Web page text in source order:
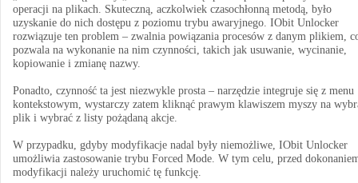
operacji na plikach. Skuteczną, aczkolwiek czasochłonną metodą, było
uzyskanie do nich dostępu z poziomu trybu awaryjnego. IObit Unlocker
rozwiązuje ten problem – zwalnia powiązania procesów z danym plikiem,
pozwala na wykonanie na nim czynności, takich jak usuwanie, wycinanie,
kopiowanie i zmianę nazwy.
Ponadto, czynność ta jest niezwykle prosta – narzędzie integruje się z menu
kontekstowym, wystarczy zatem kliknąć prawym klawiszem myszy na
plik i wybrać z listy pożądaną akcje.
W przypadku, gdyby modyfikacje nadal były niemożliwe, IObit Unlocker
umożliwia zastosowanie trybu Forced Mode. W tym celu, przed
modyfikacji należy uruchomić tę funkcję.